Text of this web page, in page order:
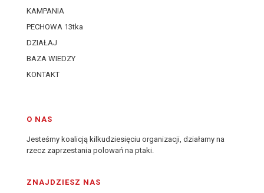
KAMPANIA
PECHOWA 13tka
DZIAŁAJ
BAZA WIEDZY
KONTAKT
O NAS
Jesteśmy koalicją kilkudziesięciu organizacji, działamy na
rzecz zaprzestania polowań na ptaki.
ZNAJDZIESZ NAS